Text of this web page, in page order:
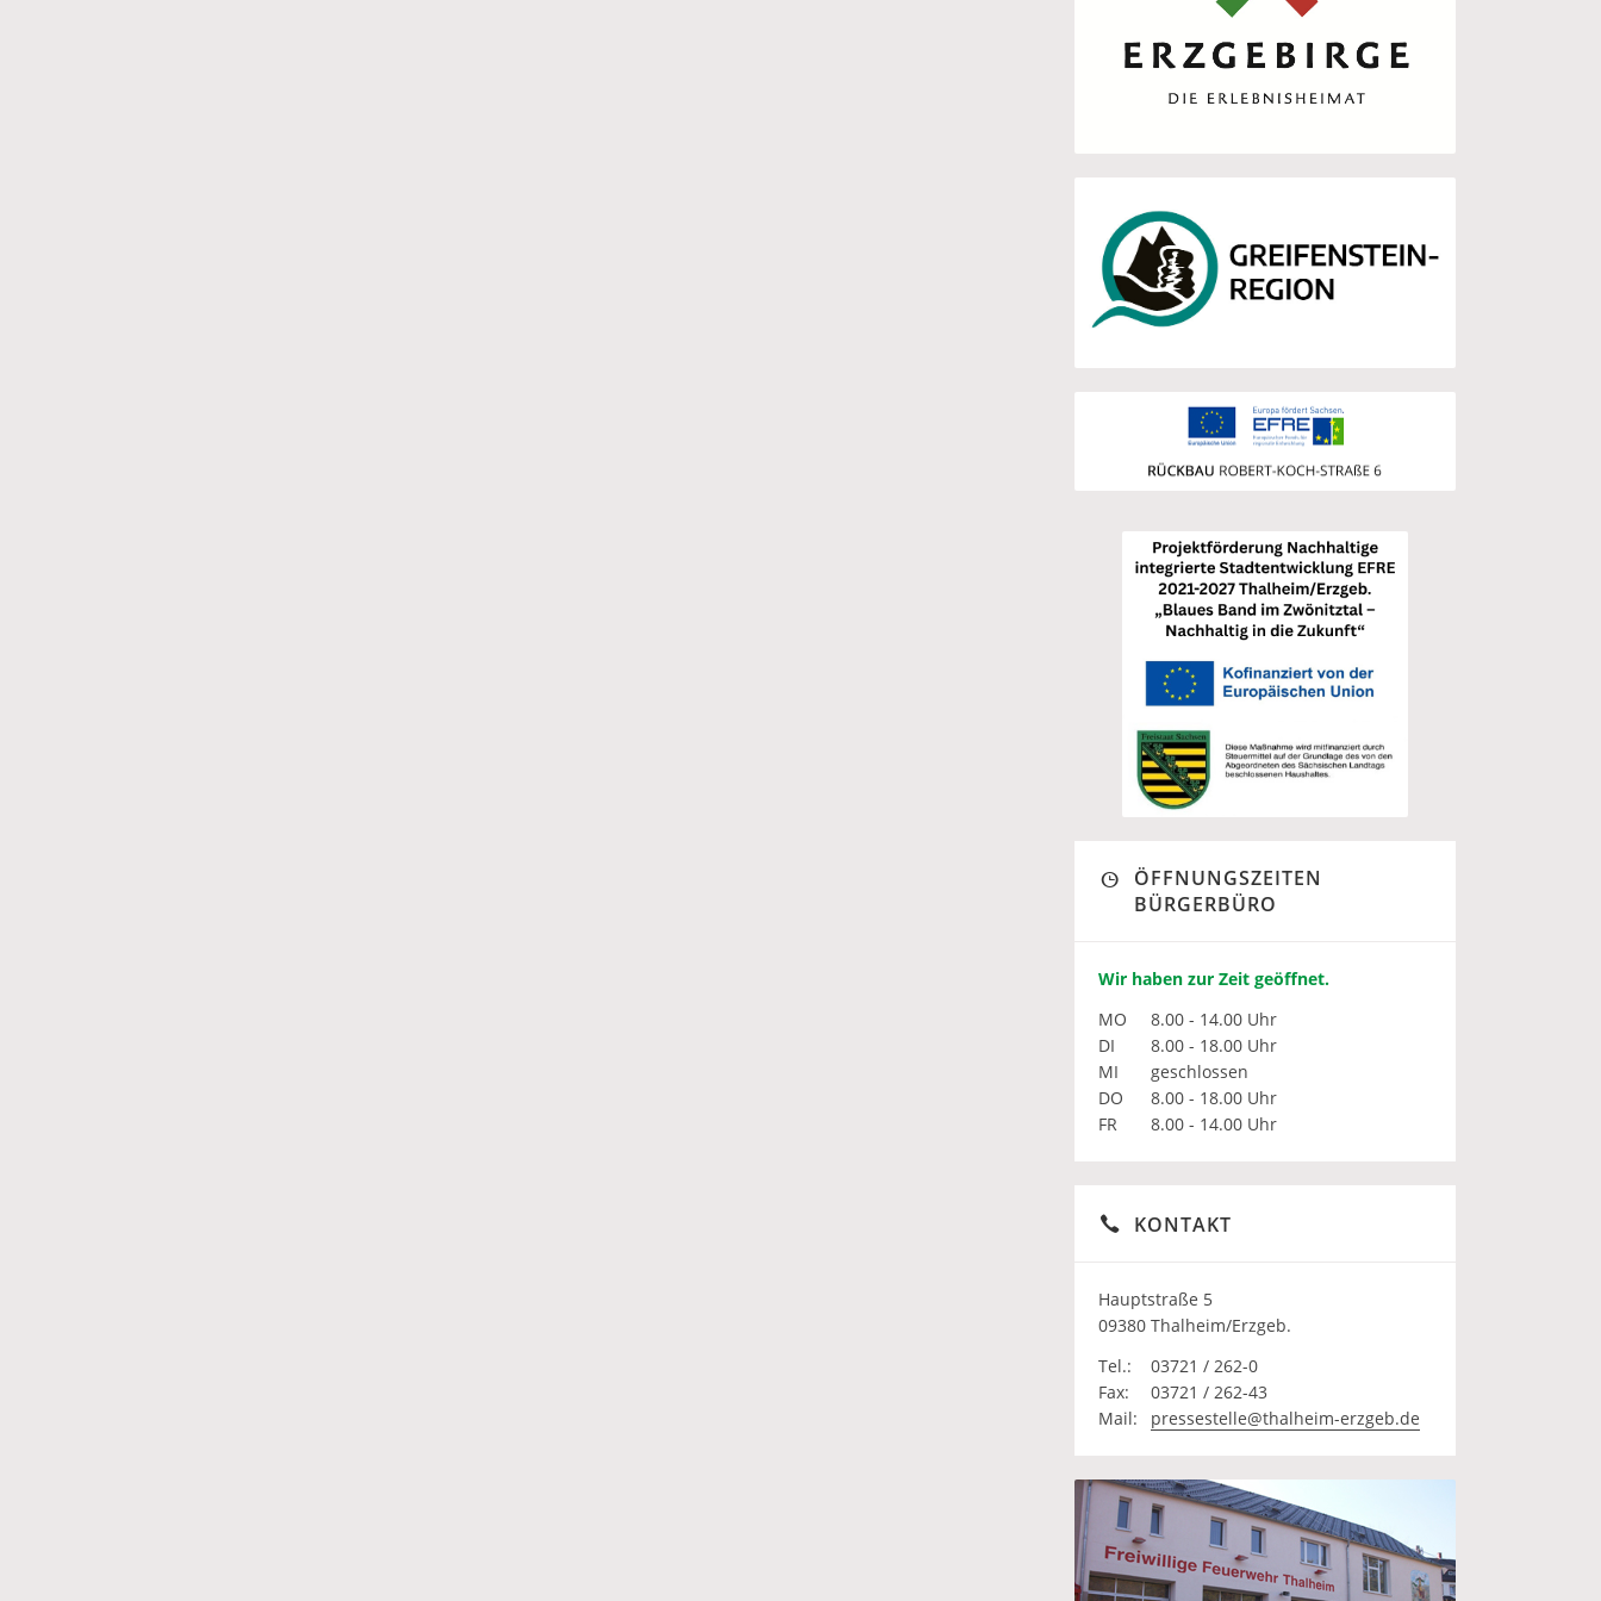
ÖFFNUNGSZEITEN
BÜRGERBÜRO
Wir haben zur Zeit geöffnet.
MO
8.00 - 14.00 Uhr
DI
8.00 - 18.00 Uhr
MI
geschlossen
DO
8.00 - 18.00 Uhr
FR
8.00 - 14.00 Uhr
KONTAKT
Hauptstraße 5
09380 Thalheim/Erzgeb.
Tel.:
03721 / 262-0
Fax:
03721 / 262-43
Mail:
pressestelle@thalheim-erzgeb.de